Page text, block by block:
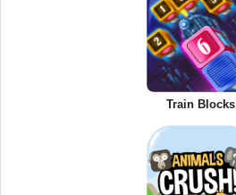
Train Blocks